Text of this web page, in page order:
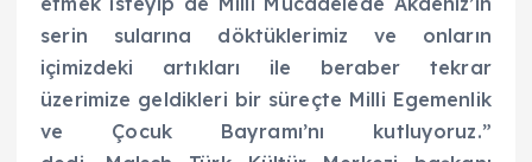
serin sularına döktüklerimiz ve onların
içimizdeki artıkları ile beraber tekrar
üzerimize geldikleri bir süreçte Milli Egemenlik
ve Çocuk Bayramı’nı kutluyoruz.”